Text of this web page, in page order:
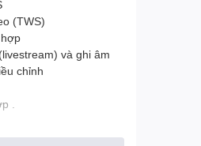
(TWS)
và ghi âm
chỉnh
.